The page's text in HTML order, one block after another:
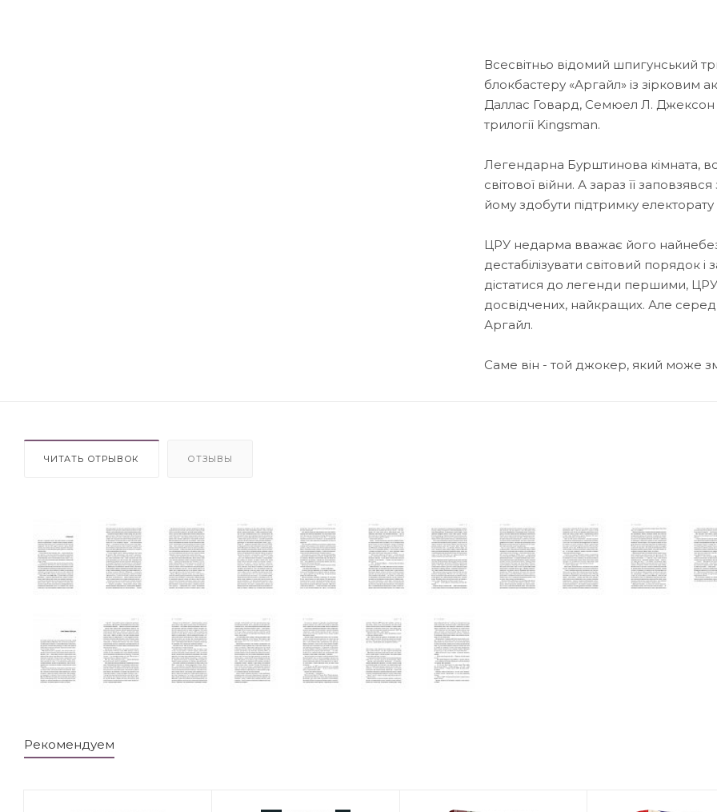
Всесвітньо відомий шпигунський
блокбастеру «Аргайл» із зірковим
Даллас Говард, Семюел Л. Джексон
трилогії Kingsman.
Легендарна Бурштинова кімната,
світової війни. А зараз її
йому здобути підтримку
ЦРУ недарма вважає його
дестабілізувати світовий порядок
дістатися до легенди першими,
досвідчених, найкращих. Але
Аргайл.
Саме він - той джокер, який може
ЧИТАТЬ ОТРЫВОК ОТЗЫВЫ
Рекомендуем